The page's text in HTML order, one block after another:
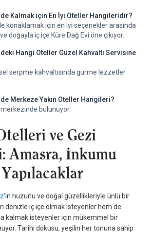
Kalmak için En İyi Oteller Hangileridir?
konaklamak için en iyi seçenekler arasında
doğayla iç içe Küre Dağ Evi öne çıkıyor.
Hangi Oteller Güzel Kahvaltı Servisine
serpme kahvaltısında gurme lezzetler
Merkeze Yakın Oteller Hangileri?
bulunuyor.
ve Gezi
Amasra, İnkumu
'in huzurlu ve doğal güzellikleriyle ünlü bir
denizle iç içe olmak isteyenler hem de
kalmak isteyenler için mükemmel bir
Tarihi dokusu, yeşilin her tonuna sahip